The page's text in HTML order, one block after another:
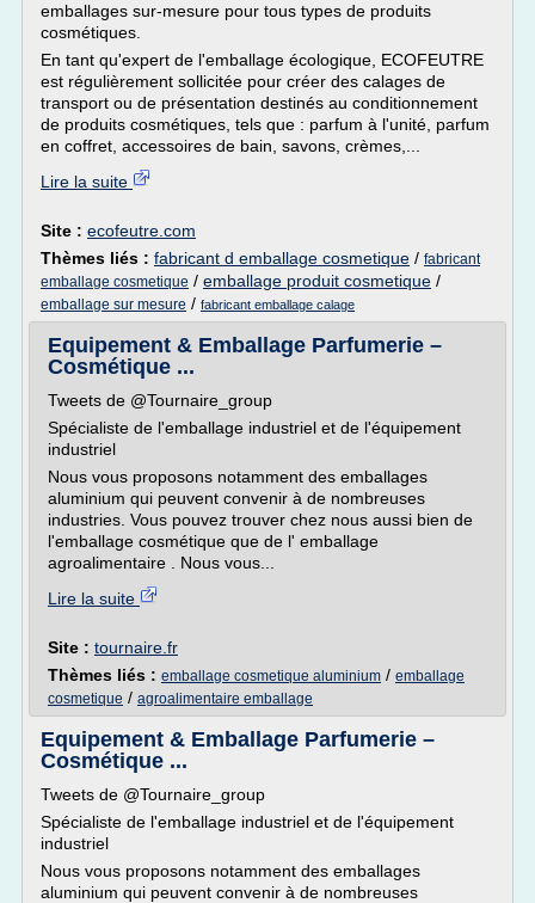
emballages sur-mesure pour tous types de produits
cosmétiques.
En tant qu'expert de l'emballage écologique, ECOFEUTRE
est régulièrement sollicitée pour créer des calages de
transport ou de présentation destinés au conditionnement
de produits cosmétiques, tels que : parfum à l'unité, parfum
en coffret, accessoires de bain, savons, crèmes,...
Lire la suite
Site : ecofeutre.com
Thèmes liés : fabricant d emballage cosmetique / fabricant
emballage cosmetique / emballage produit cosmetique /
emballage sur mesure / fabricant emballage calage
Equipement & Emballage Parfumerie –
Cosmétique ...
Tweets de @Tournaire_group
Spécialiste de l'emballage industriel et de l'équipement
industriel
Nous vous proposons notamment des emballages
aluminium qui peuvent convenir à de nombreuses
industries. Vous pouvez trouver chez nous aussi bien de
l'emballage cosmétique que de l' emballage
agroalimentaire . Nous vous...
Lire la suite
Site : tournaire.fr
Thèmes liés : emballage cosmetique aluminium / emballage
cosmetique / agroalimentaire emballage
Equipement & Emballage Parfumerie –
Cosmétique ...
Tweets de @Tournaire_group
Spécialiste de l'emballage industriel et de l'équipement
industriel
Nous vous proposons notamment des emballages
aluminium qui peuvent convenir à de nombreuses